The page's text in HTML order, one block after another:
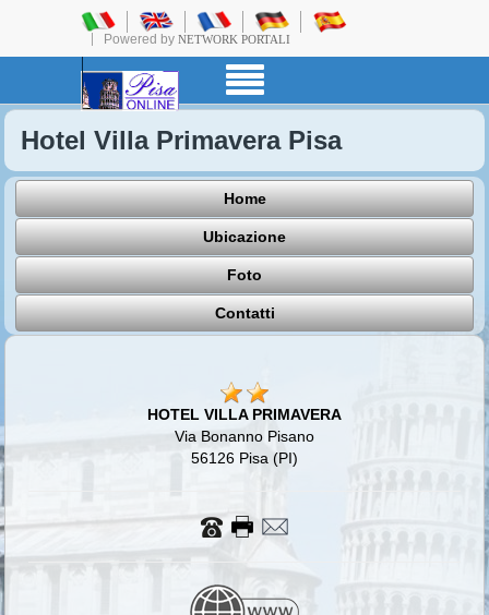
Powered by NETWORK PORTALI
Hotel Villa Primavera Pisa
Home
Ubicazione
Foto
Contatti
HOTEL VILLA PRIMAVERA
Via Bonanno Pisano
56126 Pisa (PI)